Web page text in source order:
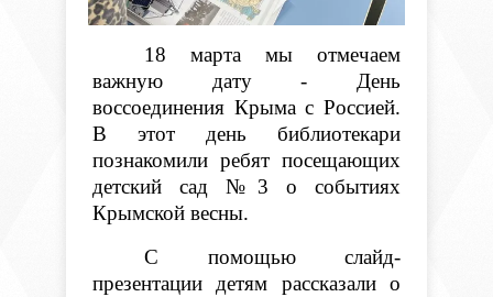
18 марта мы отмечаем
важную дату - День
воссоединения Крыма с Россией.
В этот день библиотекари
познакомили ребят посещающих
детский сад №3 о событиях
Крымской весны.
С помощью слайд-
презентации детям рассказали о